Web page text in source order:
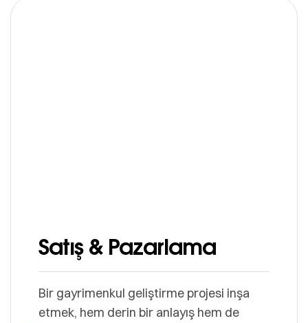
Satış & Pazarlama
Bir gayrimenkul geliştirme projesi inşa
etmek, hem derin bir anlayış hem de